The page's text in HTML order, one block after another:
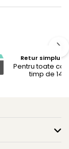
Retur simplu și
Pentru toate
timp de 14